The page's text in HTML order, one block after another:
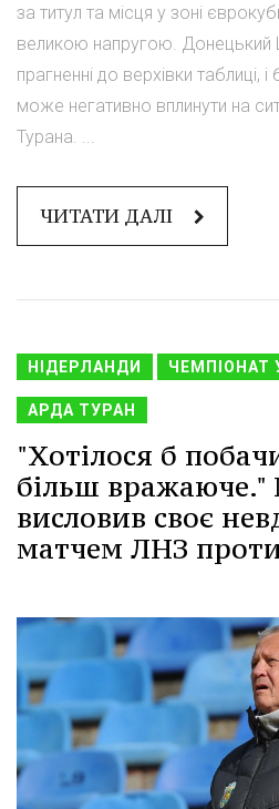
за титул та місця у зоні
великою напругою. Донецький
прагненні до верхівки таблиці,
може негативно вплинути на
Турана. ...
ЧИТАТИ ДАЛІ
НІДЕРЛАНДИ ЧЕМПІОНАТ
АРДА ТУРАН
"Хотілося б
більш вражаюче."
висловив своє
матчем ЛНЗ